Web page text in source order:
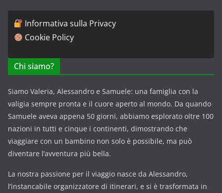
Informativa sulla Privacy
Cookie Policy
Chi siamo?
Siamo Valeria, Alessandro e Samuele: una famiglia con la
valigia sempre pronta e il cuore aperto al mondo. Da quando
Samuele aveva appena 50 giorni, abbiamo esplorato oltre 100
nazioni in tutti e cinque i continenti, dimostrando che
viaggiare con un bambino non solo è possibile, ma può
diventare l’avventura più bella.
La nostra passione per il viaggio nasce da Alessandro,
l’instancabile organizzatore di itinerari, e si è trasformata in